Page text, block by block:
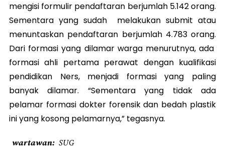
mengisi formulir pendaftaran berjumlah 5.142 orang.
Sementara yang sudah melakukan submit atau
menuntaskan pendaftaran berjumlah 4.783 orang.
Dari formasi yang dilamar warga menurutnya, ada
formasi ahli pertama perawat dengan kualifikasi
pendidikan Ners, menjadi formasi yang paling
banyak dilamar. “Sementara yang tidak ada
pelamar formasi dokter forensik dan bedah plastik
ini yang kosong pelamarnya,” tegasnya.
wartawan SUG